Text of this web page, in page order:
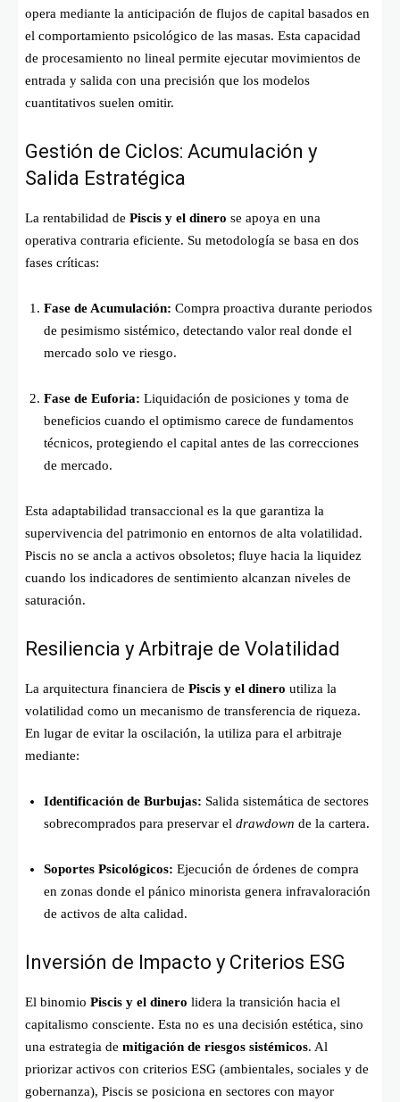
opera mediante la anticipación de flujos de capital basados en
el comportamiento psicológico de las masas. Esta capacidad
de procesamiento no lineal permite ejecutar movimientos de
entrada y salida con una precisión que los modelos
cuantitativos suelen omitir.
Gestión de Ciclos: Acumulación y
Salida Estratégica
La rentabilidad de Piscis y el dinero se apoya en una
operativa contraria eficiente. Su metodología se basa en dos
fases críticas:
Fase de Acumulación: Compra proactiva durante periodos
de pesimismo sistémico, detectando valor real donde el
mercado solo ve riesgo.
Fase de Euforia: Liquidación de posiciones y toma de
beneficios cuando el optimismo carece de fundamentos
técnicos, protegiendo el capital antes de las correcciones
de mercado.
Esta adaptabilidad transaccional es la que garantiza la
supervivencia del patrimonio en entornos de alta volatilidad.
Piscis no se ancla a activos obsoletos; fluye hacia la liquidez
cuando los indicadores de sentimiento alcanzan niveles de
saturación.
Resiliencia y Arbitraje de Volatilidad
La arquitectura financiera de Piscis y el dinero utiliza la
volatilidad como un mecanismo de transferencia de riqueza.
En lugar de evitar la oscilación, la utiliza para el arbitraje
mediante:
Identificación de Burbujas: Salida sistemática de sectores
sobrecomprados para preservar el drawdown de la cartera.
Soportes Psicológicos: Ejecución de órdenes de compra
en zonas donde el pánico minorista genera infravaloración
de activos de alta calidad.
Inversión de Impacto y Criterios ESG
El binomio Piscis y el dinero lidera la transición hacia el
capitalismo consciente. Esta no es una decisión estética, sino
una estrategia de mitigación de riesgos sistémicos. Al
priorizar activos con criterios ESG (ambientales, sociales y de
gobernanza), Piscis se posiciona en sectores con mayor